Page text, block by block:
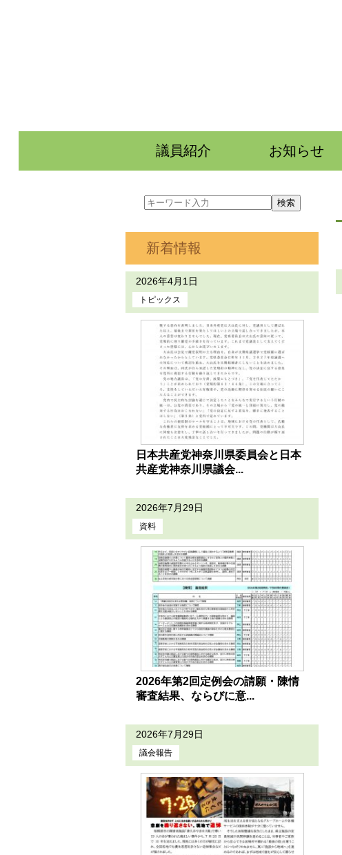
議員紹介 お知らせ
新着情報
2026年4月1日
トピックス
日本共産党神奈川県委員会と日本
共産党神奈川県議会...
2026年7月29日
資料
2026年第2回定例会の請願・陳情
審査結果、ならびに意...
2026年7月29日
議会報告